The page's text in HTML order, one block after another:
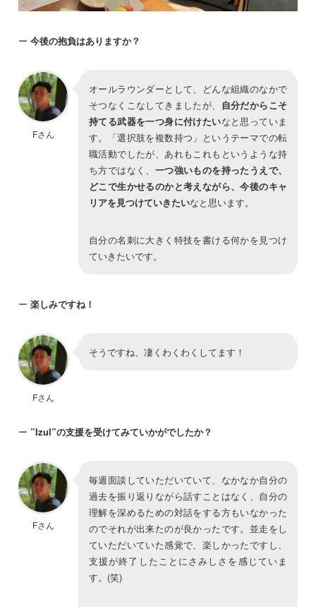
ー 今後の抱負はありますか？
Fさん
オールラウンダーとして、どんな組織のなかで
そつなくこなしてきましたが、 自分だからこそ
持てる武器を一つ身に付けたいなと思っていま
す。「選択肢を複数持つ」というテーマでの転
職活動でしたが、あれもこれもというような持
ち方ではなく、 一つ強いものを持ったうえで、
どこで生かせるのかと考えながら、今後のキャ
リアを見つけていきたいなと思います。
自分の名刺に大きく特技を書ける何かを見つけ
ていきたいです。
ー 楽しみですね！
Fさん
そうですね、凄くわくわくしてます！
ー ”Izul”の支援を受けてみていかがでしたか？
Fさん
毎週面談していただいていて、なかなか自分の
過去を振り返りながら話すことはなく、自分の
理解を深めるための対話をする方もいなかった
のでそれが出来たのが良かったです。並走をし
ていただいていた感覚で、楽しかったですし、
支援が終了したことにさみしさを感じていま
す。(笑)